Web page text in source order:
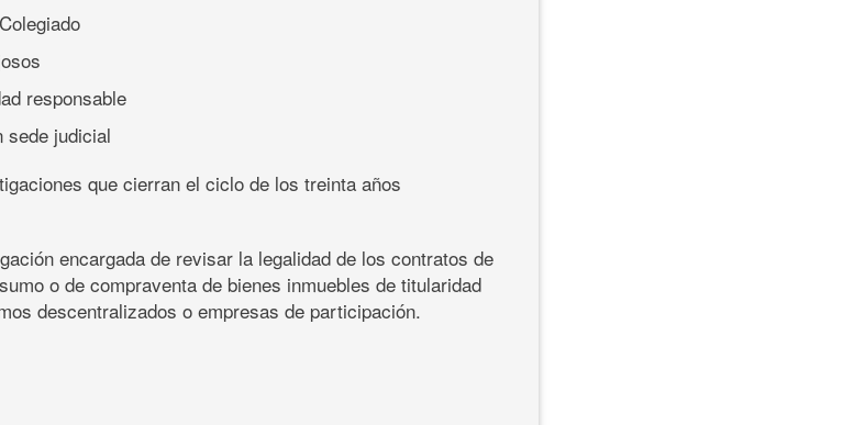
responsable
sede judicial
que cierran el ciclo de los treinta años
encargada de revisar la legalidad de los contratos de
o de compraventa de bienes inmuebles de titularidad
descentralizados o empresas de participación.